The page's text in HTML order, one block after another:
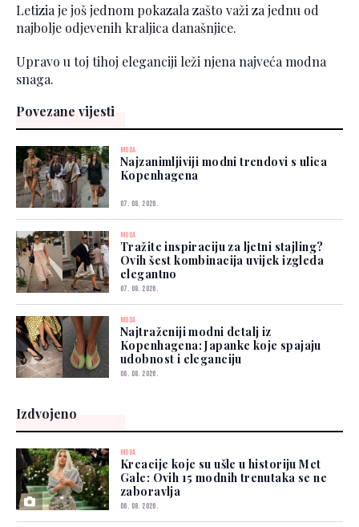
Letizia je još jednom pokazala zašto važi za jednu od
najbolje odjevenih kraljica današnjice.
Upravo u toj tihoj eleganciji leži njena najveća modna
snaga.
Povezane vijesti
MODA
Najzanimljiviji modni trendovi s ulica
Kopenhagena
07. 08. 2026.
MODA
Tražite inspiraciju za ljetni stajling?
Ovih šest kombinacija uvijek izgleda
elegantno
07. 08. 2026.
MODA
Najtraženiji modni detalj iz
Kopenhagena: Japanke koje spajaju
udobnost i eleganciju
06. 08. 2026.
Izdvojeno
MODA
Kreacije koje su ušle u historiju Met
Gale: Ovih 15 modnih trenutaka se ne
zaboravlja
06. 08. 2026.